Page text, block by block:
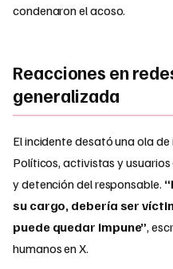
condenaron el acoso.
Reacciones en
generalizada
El incidente desató una ola
Políticos, activistas y
y detención del responsable.
su cargo, debería ser
puede quedar impune”,
humanos en X.